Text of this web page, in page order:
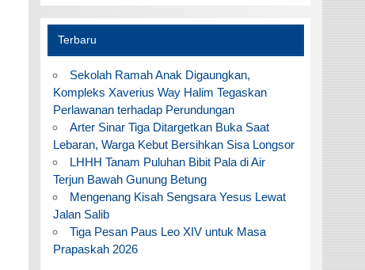
Terbaru
Sekolah Ramah Anak Digaungkan,
Kompleks Xaverius Way Halim Tegaskan
Perlawanan terhadap Perundungan
Arter Sinar Tiga Ditargetkan Buka Saat
Lebaran, Warga Kebut Bersihkan Sisa Longsor
LHHH Tanam Puluhan Bibit Pala di Air
Terjun Bawah Gunung Betung
Mengenang Kisah Sengsara Yesus Lewat
Jalan Salib
Tiga Pesan Paus Leo XIV untuk Masa
Prapaskah 2026